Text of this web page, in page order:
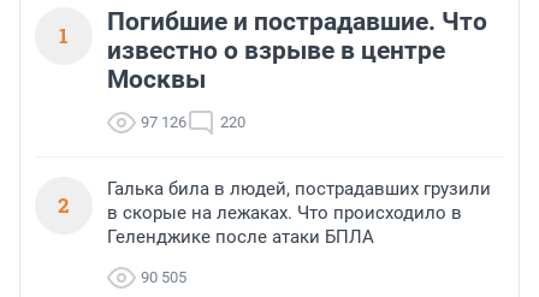
1
Погибшие и пострадавшие. Что
известно о взрыве в центре
Москвы
97 126 220
2
Галька била в людей, пострадавших грузили
в скорые на лежаках. Что происходило в
Геленджике после атаки БПЛА
90 505